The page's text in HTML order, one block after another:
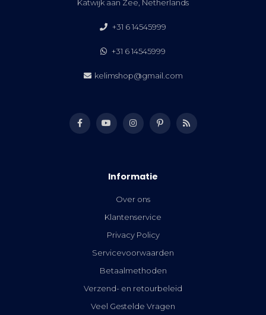
Katwijk aan Zee, Netherlands
+31 6 14545999
+31 6 14545999
kelimshop@gmail.com
Informatie
Over ons
Klantenservice
Privacy Policy
Servicevoorwaarden
Betaalmethoden
Verzend- en retourbeleid
Veel Gestelde Vragen